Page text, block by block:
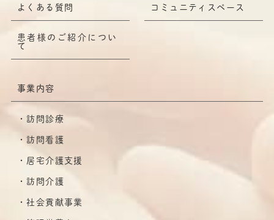
よくある質問 コミュニティスペース
患者様のご紹介につい
て
事業内容
訪問診療
訪問看護
居宅介護支援
訪問介護
社会貢献事業